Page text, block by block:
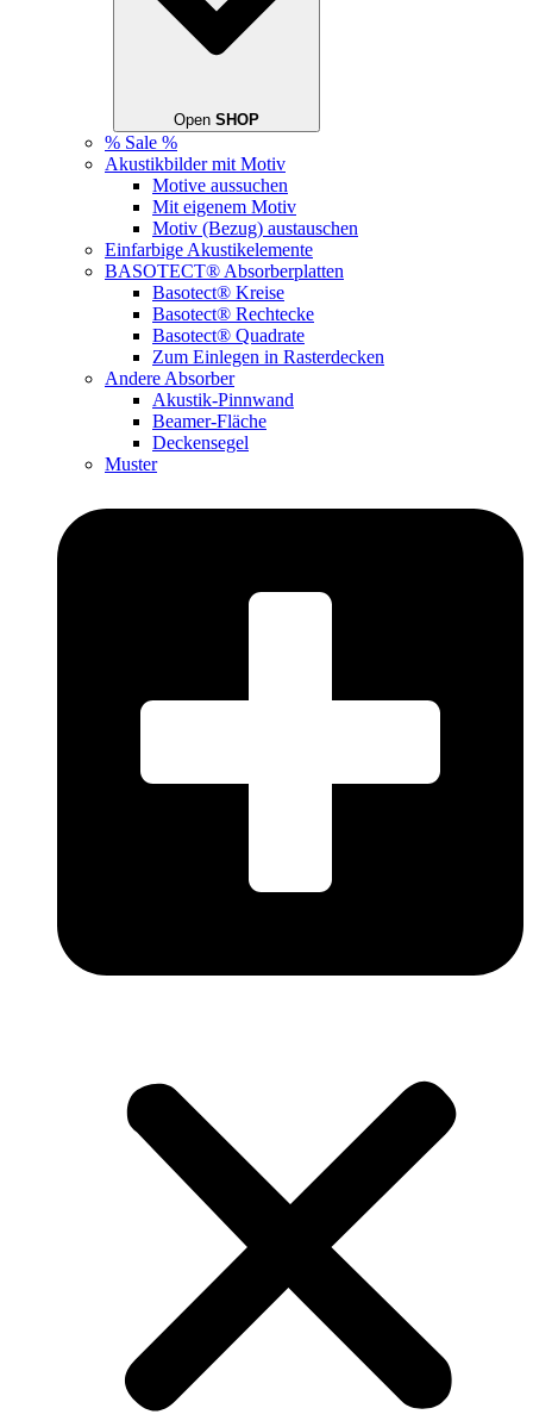
Open SHOP
% Sale %
Akustikbilder mit Motiv
Motive aussuchen
Mit eigenem Motiv
Motiv (Bezug) austauschen
Einfarbige Akustikelemente
BASOTECT® Absorberplatten
Basotect® Kreise
Basotect® Rechtecke
Basotect® Quadrate
Zum Einlegen in Rasterdecken
Andere Absorber
Akustik-Pinnwand
Beamer-Fläche
Deckensegel
Muster